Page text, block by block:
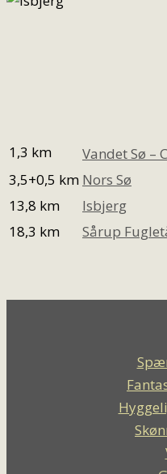
1,3 km Vandet Sø –
3,5+0,5 km Nors Sø
13,8 km
Isbjerg
18,3 km
Sårup